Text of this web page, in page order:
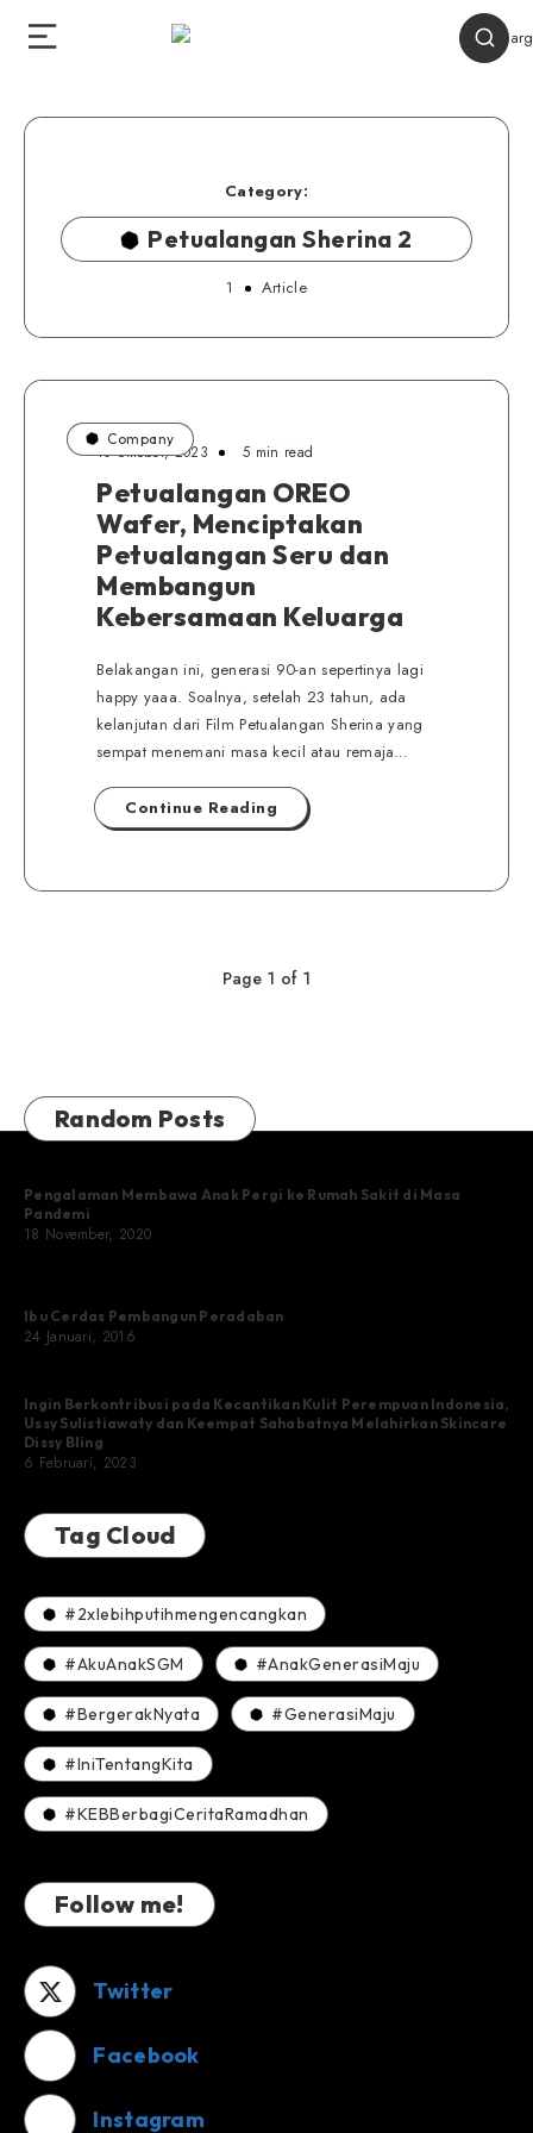
Category:
Petualangan Sherina 2
1 Article
Company
10 Oktober, 2023 5 min read
Petualangan OREO
Wafer, Menciptakan
Petualangan Seru dan
Membangun
Kebersamaan Keluarga
Belakangan ini, generasi 90-an sepertinya lagi
happy yaaa. Soalnya, setelah 23 tahun, ada
kelanjutan dari Film Petualangan Sherina yang
sempat menemani masa kecil atau remaja…
Continue Reading
Page 1 of 1
Random Posts
Pengalaman Membawa Anak Pergi ke Rumah Sakit di Masa
Pandemi
18 November, 2020
Ibu Cerdas Pembangun Peradaban
24 Januari, 2016
Ingin Berkontribusi pada Kecantikan Kulit Perempuan Indonesia,
Ussy Sulistiawaty dan Keempat Sahabatnya Melahirkan Skincare
Dissy Bling
6 Februari, 2023
Tag Cloud
#2xlebihputihmengencangkan
#AkuAnakSGM #AnakGenerasiMaju
#BergerakNyata #GenerasiMaju
#IniTentangKita
#KEBBerbagiCeritaRamadhan
Follow me!
Twitter
Facebook
Instagram